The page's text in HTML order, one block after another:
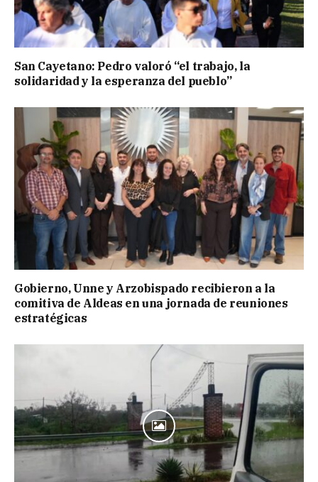
San Cayetano: Pedro valoró “el trabajo, la
solidaridad y la esperanza del pueblo”
Gobierno, Unne y Arzobispado recibieron a la
comitiva de Aldeas en una jornada de reuniones
estratégicas